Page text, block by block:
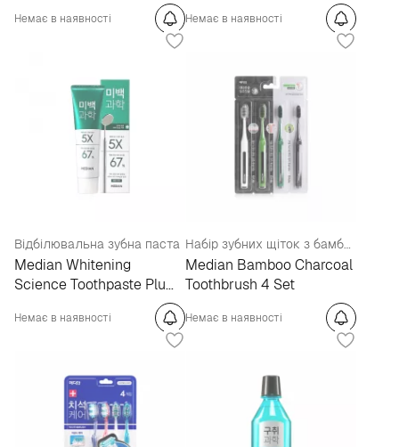
Немає в наявності Немає в наявності
Відбілювальна зубна паста
Median Whitening
Science Toothpaste Plum
Немає в наявності
Набір зубних щіток з бамбуковим вугіллям
Median Bamboo Charcoal
Toothbrush 4 Set
Немає в наявності